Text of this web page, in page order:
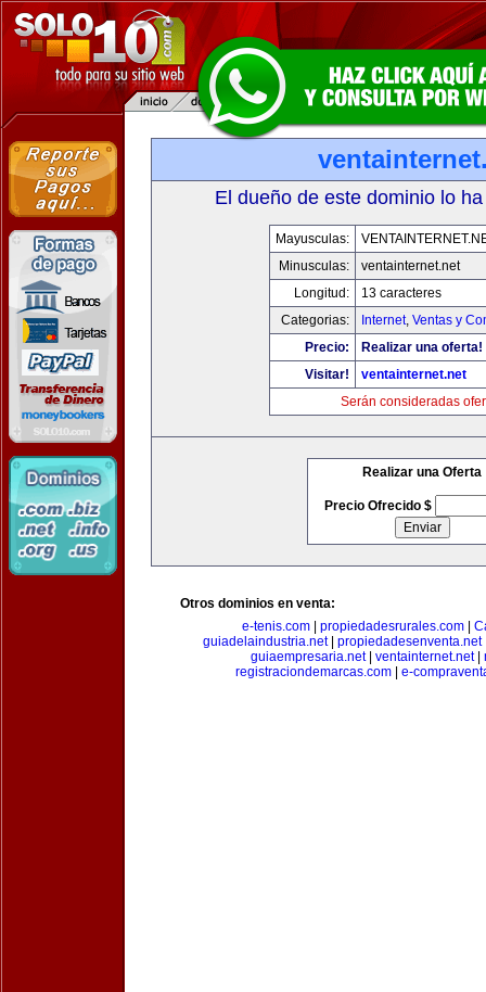
El dueño de este dominio lo
Mayusculas:
Minusculas:
ventainternet.net
Longitud:
13 caracteres
Categorias:
Internet, Ventas y
Precio:
Realizar una oferta!
Visitar!
ventainternet.net
Serán consideradas
Realizar una Oferta
Precio Ofrecido $
Otros dominios en venta:
e-tenis.com
propiedadesrurales.com
guiadelaindustria.net propiedadesenventa.net
guiaempresaria.net| ventainternet.net|
registraciondemarcas.com
e-